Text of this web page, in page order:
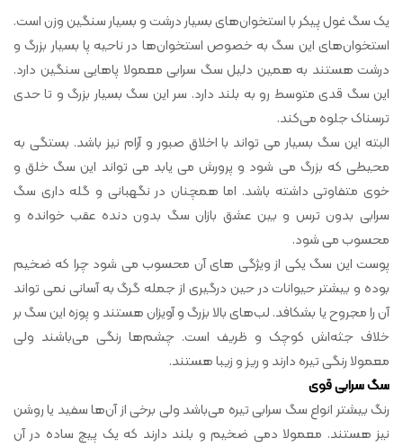
یک سگ غول پیکر با استخوان‌های بسیار درشت و بسیار سنگین وزن است.
استخوان‌های این سگ به خصوص استخوان‌ها در ناحیه پا بسیار بزرگ و
درشت هستند به همین دلیل سگ سرابی معمولا پاهایی سنگین دارد.
این سگ قدی متوسط رو به بلند دارد. سر این سگ بسیار بزرگ و تا حدی
ترسناک جلوه می‌کند.
البته این سگ بسیار می تواند با اخلاق صبور و آرام نیز باشد. بستگی به
محیطی که بزرگ می شود و پرورش می یابد می تواند این سگ خلق و
خوی متفاوتی داشته باشد. اما همچنان در نگهبانی و گله داری سگ
سرابی بدون ترس و بین عشق بازان سگ بدون دنده عقب خوانده و
محسوب می شود.
پوست این سگ یکی از ویژگی های آن محسوب می شود چرا که ضخیم
بوده و بیشتر حیوانات در حین درگیری از جمله گرگ به آسانی نمی تواند
آن را مجروح یا بشکافد. لب‌های بالا بزرگ و آویزان هستند و پوزه این سگ بر
خلاف جثه‌اش کوچک و ظریف است. چشم‌ها رنگی می‌باشند ولی
معمولا رنگی تیره دارند و ریز و زیبا هستند.
سگ سرابی قوی
رنگ بیشتر انواع سگ سرابی تیره می‌باشد ولی برخی از آن‌ها سفید یا روشن
نیز هستند. معمولا دمی ضخیم و بلند دارند که یک پیچ ساده در آن